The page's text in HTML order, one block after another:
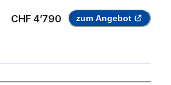
CHF 4’790 zum Angebot